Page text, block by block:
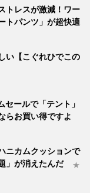
トレスが激減！ワー
トパンツ」が超快適
い【こぐれひでこの
ールで「テント」
らお買い得ですよ
ニカムクッションで
」が消えたんだ
★